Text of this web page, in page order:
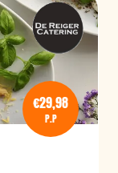
€29,98
P.P